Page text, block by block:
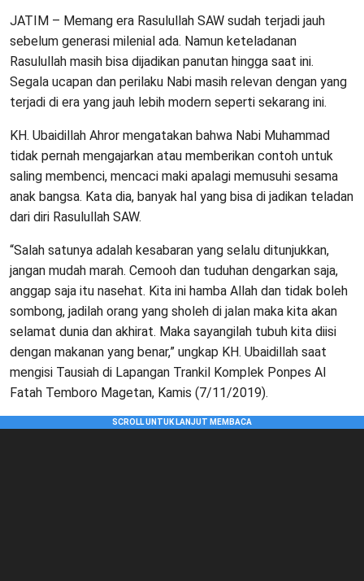
JATIM – Memang era Rasulullah SAW sudah terjadi jauh
sebelum generasi milenial ada. Namun keteladanan
Rasulullah masih bisa dijadikan panutan hingga saat ini.
Segala ucapan dan perilaku Nabi masih relevan dengan yang
terjadi di era yang jauh lebih modern seperti sekarang ini.
KH. Ubaidillah Ahror mengatakan bahwa Nabi Muhammad
tidak pernah mengajarkan atau memberikan contoh untuk
saling membenci, mencaci maki apalagi memusuhi sesama
anak bangsa. Kata dia, banyak hal yang bisa di jadikan teladan
dari diri Rasulullah SAW.
“Salah satunya adalah kesabaran yang selalu ditunjukkan,
jangan mudah marah. Cemooh dan tuduhan dengarkan saja,
anggap saja itu nasehat. Kita ini hamba Allah dan tidak boleh
sombong, jadilah orang yang sholeh di jalan maka kita akan
selamat dunia dan akhirat. Maka sayangilah tubuh kita diisi
dengan makanan yang benar,” ungkap KH. Ubaidillah saat
mengisi Tausiah di Lapangan Trankil Komplek Ponpes Al
Fatah Temboro Magetan, Kamis (7/11/2019).